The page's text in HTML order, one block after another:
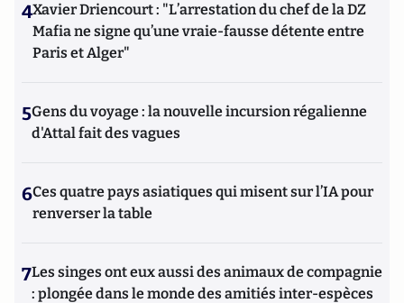
4Xavier Driencourt : "L’arrestation du chef de la DZ
Mafia ne signe qu’une vraie-fausse détente entre
Paris et Alger"
5Gens du voyage : la nouvelle incursion régalienne
d'Attal fait des vagues
6Ces quatre pays asiatiques qui misent sur l’IA pour
renverser la table
7Les singes ont eux aussi des animaux de compagnie
: plongée dans le monde des amitiés inter-espèces